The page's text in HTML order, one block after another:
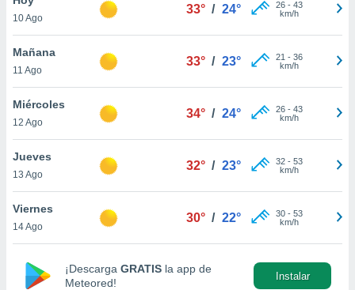
en
más
nuestra
de
10 Ago
33° / 24° 26- 43
km/h
Mañana
11 Ago
33° / 23° 21 - 36
km/h
Miércoles
12 Ago
34° / 24° 26- 43
km/h
Jueves
13 Ago
32° / 23° 32- 53
km/h
Viernes
14 Ago
30° / 22° 30- 53
km/h
¡Descarga GRATIS la app de
Meteored!
Instalar